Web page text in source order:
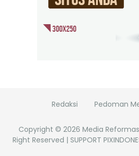
Redaksi Pedoman
Copyright © 2026 Media
Right Reserved | SUPPORT